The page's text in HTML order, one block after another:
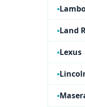
Land
Lexus